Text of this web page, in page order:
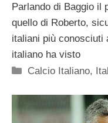
Parlando di Baggio il
quello di Roberto,
italiani più conosciuti
italiano ha visto
Categorie
Calcio Italiano,